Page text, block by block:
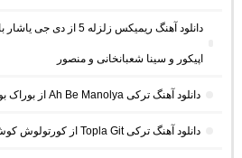
دانلود آهنگ ریمیکس
اپیکور و سینا شعبانخانی و منصور
دانلود آهنگ ترکی Ah Be Manolya از بوراک بولوت
دانلود آهنگ ترکی Topla Git از کورتولوش کوش